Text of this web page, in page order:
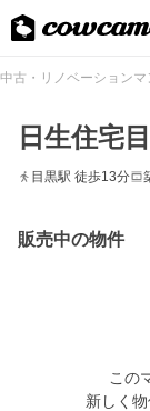
中古・リノベーション
日生住宅
目黒駅 徒歩13分
販売中の物件
この
新しく